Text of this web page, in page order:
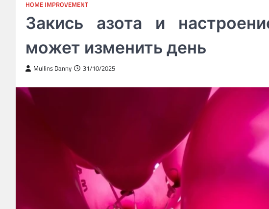
HOME IMPROVEMENT
Закись азота и
может изменить день
Mullins Danny 31/10/2025